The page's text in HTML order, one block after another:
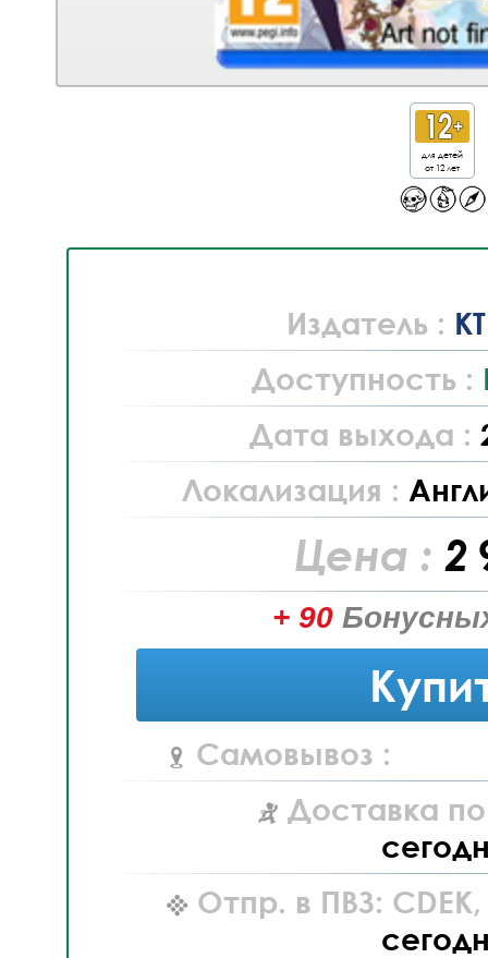
для детей
от 12 лет
Издатель :
Доступность :
Дата выхода :
Локализация :
Цена : 2
+ 90
Самовывоз :
Доставка
Отпр. в ПВЗ: CDEK,